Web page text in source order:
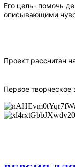
Его цель- помочь
описывающими
Проект рассчитан
Первое творческое